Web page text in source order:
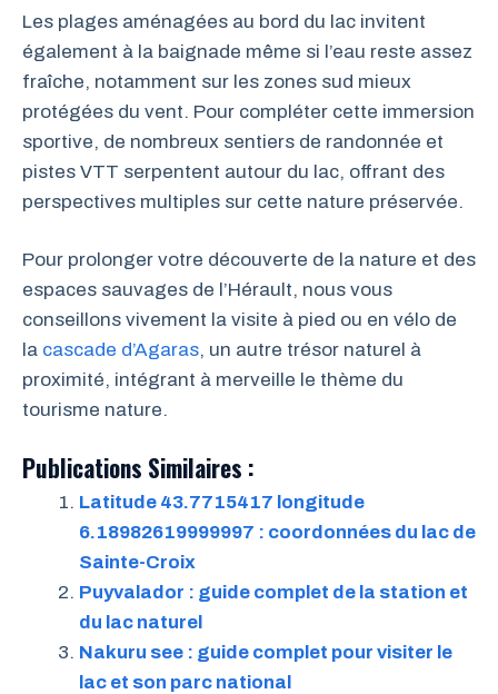
Les plages aménagées au bord du lac invitent
également à la baignade même si l’eau reste assez
fraîche, notamment sur les zones sud mieux
protégées du vent. Pour compléter cette immersion
sportive, de nombreux sentiers de randonnée et
pistes VTT serpentent autour du lac, offrant des
perspectives multiples sur cette nature préservée.
Pour prolonger votre découverte de la nature et des
espaces sauvages de l’Hérault, nous vous
conseillons vivement la visite à pied ou en vélo de
la cascade d’Agaras, un autre trésor naturel à
proximité, intégrant à merveille le thème du
tourisme nature.
Publications Similaires :
Latitude 43.7715417 longitude
6.18982619999997 : coordonnées du lac de
Sainte-Croix
Puyvalador : guide complet de la station et
du lac naturel
Nakuru see : guide complet pour visiter le
lac et son parc national